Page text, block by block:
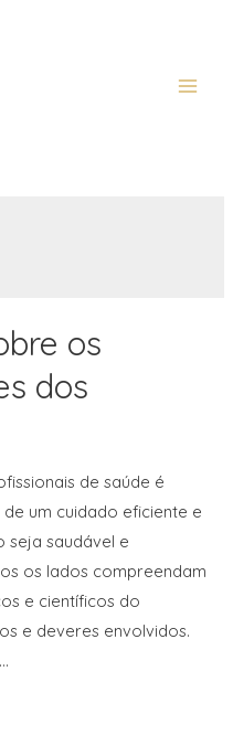
os
dos
de saúde é
um cuidado eficiente e
seja saudável e
os lados compreendam
e científicos do
e deveres envolvidos.